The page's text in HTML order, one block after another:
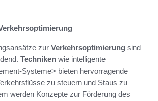
zur Verkehrsoptimierung sind
Techniken wie intelligente
Systeme> bieten hervorragende
zu steuern und Staus zu
werden Konzepte zur Förderung des